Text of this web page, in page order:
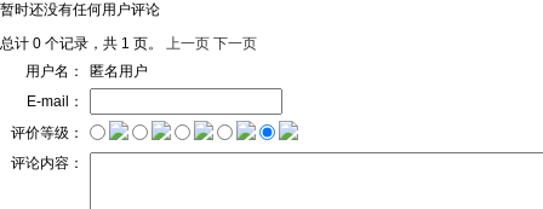
暂时还没有任何用户评论
总计 0 个记录，共 1 页。 上一页 下一页
用户名：
匿名用户
E-mail：
评价等级：
评论内容：